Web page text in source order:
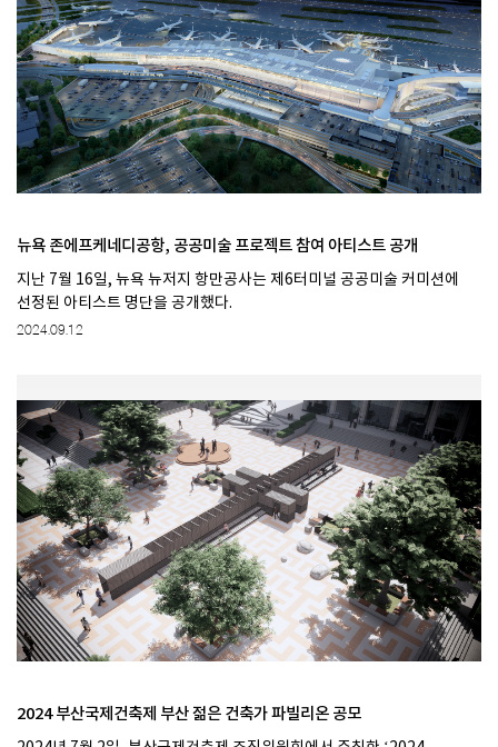
뉴욕 존에프케네디공항, 공공미술 프로젝트 참여 아티스트 공개
지난 7월 16일, 뉴욕 뉴저지 항만공사는 제6터미널 공공미술 커미션에
선정된 아티스트 명단을 공개했다.
2024.09.12
2024 부산국제건축제 부산 젊은 건축가 파빌리온 공모